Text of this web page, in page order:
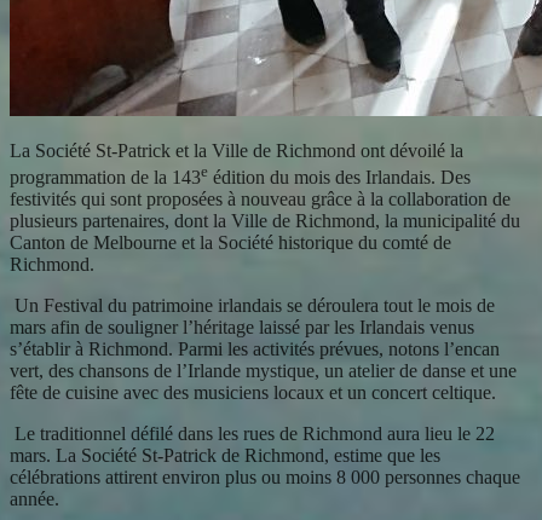
La Société St-Patrick et la Ville de Richmond ont dévoilé la
programmation de la 143e édition du mois des Irlandais. Des
festivités qui sont proposées à nouveau grâce à la collaboration de
plusieurs partenaires, dont la Ville de Richmond, la municipalité du
Canton de Melbourne et la Société historique du comté de
Richmond.
Un Festival du patrimoine irlandais se déroulera tout le mois de
mars afin de souligner l’héritage laissé par les Irlandais venus
s’établir à Richmond. Parmi les activités prévues, notons l’encan
vert, des chansons de l’Irlande mystique, un atelier de danse et une
fête de cuisine avec des musiciens locaux et un concert celtique.
Le traditionnel défilé dans les rues de Richmond aura lieu le 22
mars. La Société St-Patrick de Richmond, estime que les
célébrations attirent environ plus ou moins 8 000 personnes chaque
année.